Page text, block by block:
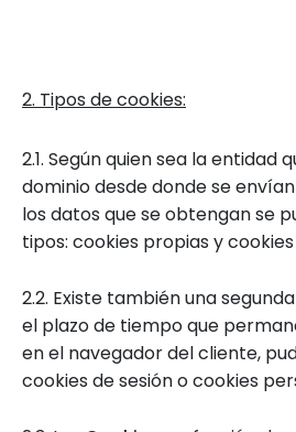
2. Tipos de cookies:
2.1. Según quien sea la entidad
dominio desde donde se
los datos que se obtengan se
tipos: cookies propias y
2.2. Existe también una
el plazo de tiempo que
en el navegador del cliente,
cookies de sesión o cookies